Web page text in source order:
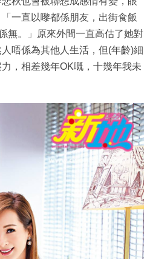
一直以嚟都係朋友，出街食飯
無。」原來外間一直高估了她對
唔係為其他人生活，但(年齡)細
，相差幾年OK嘅，十幾年我未